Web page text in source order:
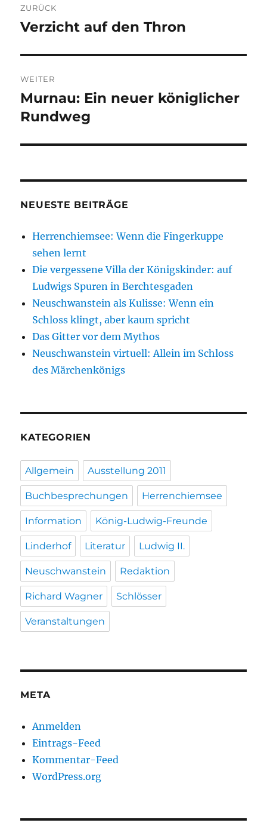
ZURÜCK
Vorheriger
Verzicht auf den Thron
WEITER
Nächster
Beitrag:
Murnau: Ein neuer königlicher
Rundweg
NEUESTE BEITRÄGE
Herrenchiemsee: Wenn die Fingerkuppe
sehen lernt
Die vergessene Villa der Königskinder: auf
Ludwigs Spuren in Berchtesgaden
Neuschwanstein als Kulisse: Wenn ein
Schloss klingt, aber kaum spricht
Das Gitter vor dem Mythos
Neuschwanstein virtuell: Allein im Schloss
des Märchenkönigs
KATEGORIEN
Allgemein Ausstellung 2011
Buchbesprechungen Herrenchiemsee
Information König-Ludwig-Freunde
Linderhof Literatur Ludwig II.
Neuschwanstein Redaktion
Richard Wagner Schlösser
Veranstaltungen
META
Anmelden
Eintrags-Feed
Kommentar-Feed
WordPress.org